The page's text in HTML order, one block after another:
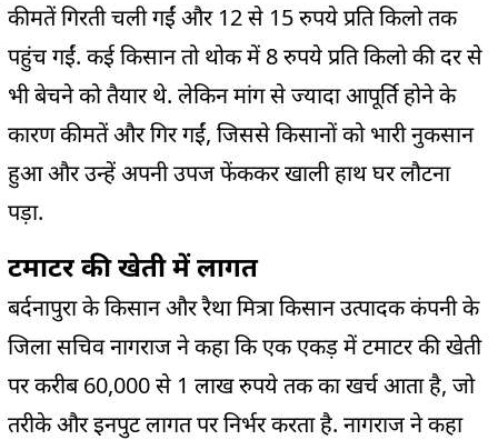
कीमतें गिरती चली गईं और 12 से 15 रुपये प्रति किलो तक
पहुंच गईं. कई किसान तो थोक में 8 रुपये प्रति किलो की दर से
भी बेचने को तैयार थे. लेकिन मांग से ज्यादा आपूर्ति होने के
कारण कीमतें और गिर गईं, जिससे किसानों को भारी नुकसान
हुआ और उन्हें अपनी उपज फेंककर खाली हाथ घर लौटना
पड़ा.
टमाटर की खेती में लागत
बर्दनापुरा के किसान और रैथा मित्रा किसान उत्पादक कंपनी के
जिला सचिव नागराज ने कहा कि एक एकड़ में टमाटर की खेती
पर करीब 60,000 से 1 लाख रुपये तक का खर्च आता है, जो
तरीके और इनपुट लागत पर निर्भर करता है. नागराज ने कहा